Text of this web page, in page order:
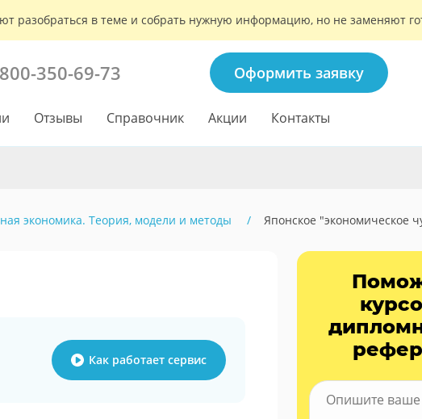
разобраться в теме и собрать нужную информацию, но не заменяют
350-69-73 Оформить заявку
Отзывы Справочник Акции Контакты
экономика. Теория, модели и методы Японское "экономическое
Как работает сервис